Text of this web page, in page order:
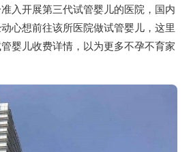
入开展第三代试管婴儿的医院，国内
心想前往该所医院做试管婴儿，这里
婴儿收费详情，以为更多不孕不育家